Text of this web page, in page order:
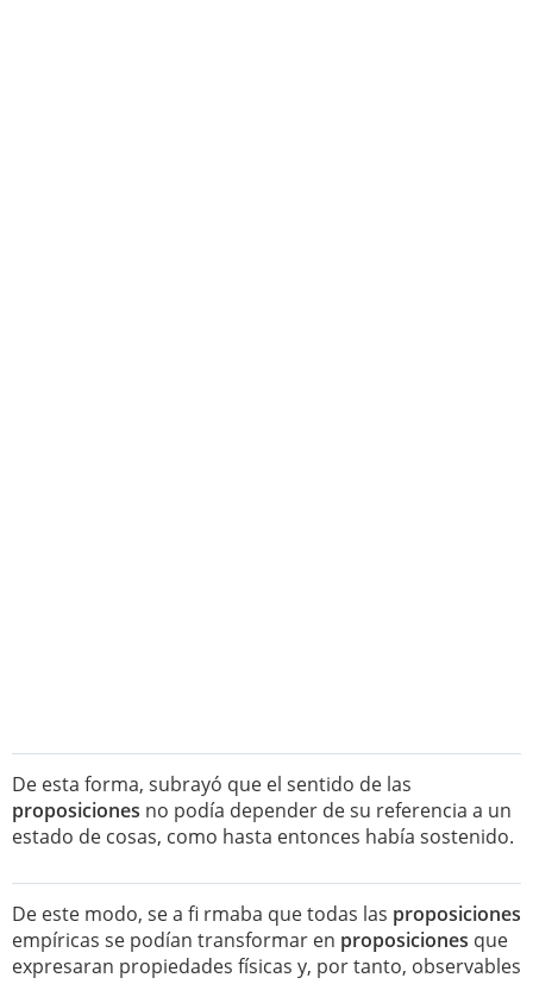
De esta forma, subrayó que el sentido de las
proposiciones no podía depender de su referencia a un
estado de cosas, como hasta entonces había sostenido.
De este modo, se a fi rmaba que todas las proposiciones
empíricas se podían transformar en proposiciones que
expresaran propiedades físicas y, por tanto, observables